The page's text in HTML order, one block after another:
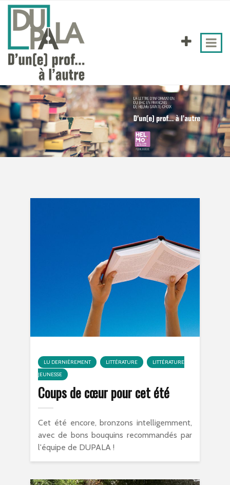
LU DERNIÈREMENT LITTÉRATURE
LITTÉRATURE
JEUNESSE
Coups de cœur pour cet été
Cet été encore, bronzons intelligemment,
avec de bons bouquins recommandés par
l'équipe de DUPALA !